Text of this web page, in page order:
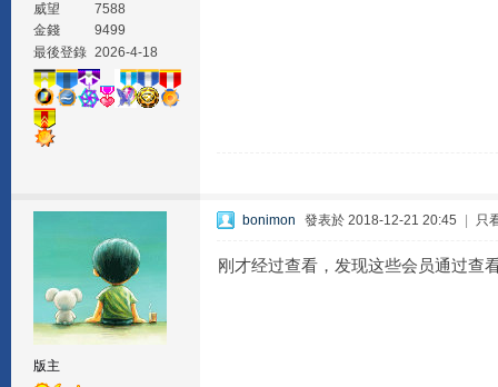
威望
7588
金錢
9499
最後登錄 2026-4-18
版主
bonimon 發表於 2018-12-21 20:45 只
刚才经过查看，发现这些会员通过查